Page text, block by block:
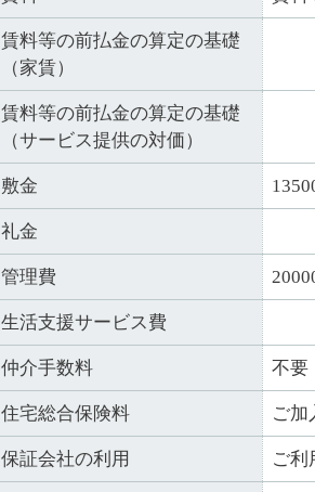
賃料等の前払金の算定の基礎
（家賃）
賃料等の前払金の算定の基礎
（サービス提供の対価）
敷金
礼金
管理費
生活支援サービス費
仲介手数料 不要
住宅総合保険料 ご加
保証会社の利用 ご利